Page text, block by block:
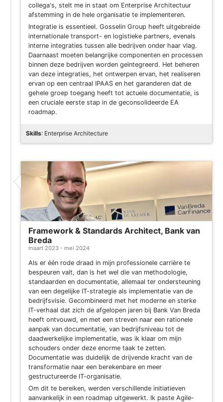
collega's, stelt me in staat om Enterprise Architectuur
afstemming in de hele organisatie te implementeren.
Integratie is essentieel. Gosselin Group heeft uitgebreide
internationale transport- en logistieke partners, evenals
interne integraties tussen alle bedrijven onder haar vlag.
Daarnaast moeten belangrijke componenten en processen
binnen deze bedrijven worden geïntegreerd. Het beheren
van deze integraties, het ontwerpen ervan, het realiseren
ervan op een centraal IPAAS en het garanderen dat de
gehele groep toegang heeft tot actuele documentatie, is
een cruciale eerste stap in de geconsolideerde EA
roadmap.
Skills: Enterprise Architecture
Framework & Standards Architect, Bank van
Breda
maart 2023 - mei 2024
Als er één rode draad in mijn professionele carrière te
bespeuren valt, dan is het wel die van methodologie,
standaarden en documentatie, allemaal ter ondersteuning
van een degelijke IT-strategie als implementatie van de
bedrijfsvisie. Gecombineerd met het moderne en sterke
IT-verhaal dat zich de afgelopen jaren bij Bank Van Breda
heeft ontvouwd, en met een streven naar een rationele
aanpak van documentatie, van bedrijfsniveau tot de
daadwerkelijke implementatie, was ik klaar om mijn
schouders onder deze enorme taak te zetten.
Documentatie was duidelijk de drijvende kracht van de
transformatie naar een berekenbare en meer
gestructureerde IT-organisatie.
Om dit te bereiken, werden verschillende initiatieven
aanvankelijk in een roadmap uitgewerkt. Ik paste Agile-